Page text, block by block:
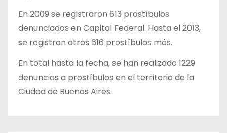
En 2009 se registraron 613 prostíbulos
denunciados en Capital Federal. Hasta el 2013,
se registran otros 616 prostíbulos más.
En total hasta la fecha, se han realizado 1229
denuncias a prostíbulos en el territorio de la
Ciudad de Buenos Aires.